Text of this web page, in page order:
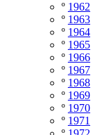
º 1962
º 1963
º 1964
º 1965
º 1966
º 1967
º 1968
º 1969
º 1970
º 1971